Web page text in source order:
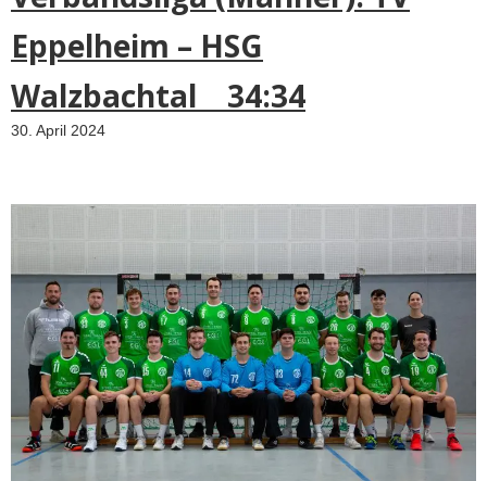
Eppelheim – HSG
Walzbachtal 34:34
30. April 2024